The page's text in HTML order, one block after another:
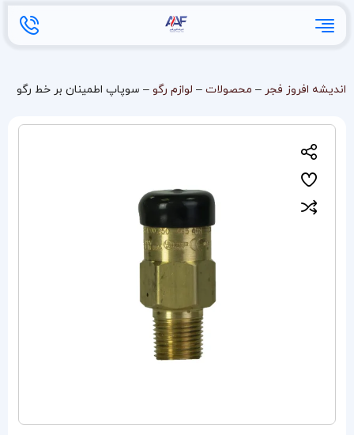
اندیشه افروز فجر – محصولات – لوازم رگو – سوپاپ اطمینان بر خط رگو